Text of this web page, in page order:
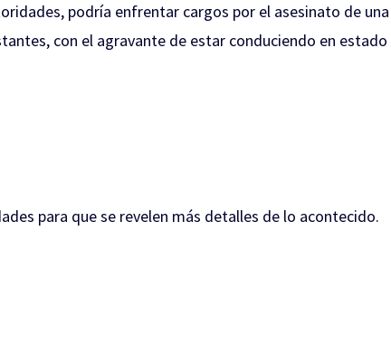
podría enfrentar cargos por el asesinato de una
con el agravante de estar conduciendo en estado
para que se revelen más detalles de lo acontecido.